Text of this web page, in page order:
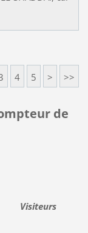
4 5 > >>
de